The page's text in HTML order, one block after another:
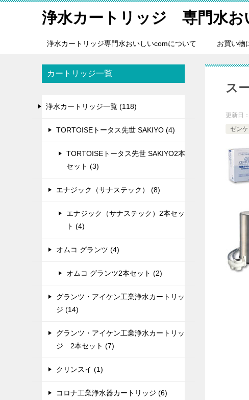
浄水カートリッジ 専門水お
浄水カートリッジ専門水おいしいcomについて お買い物
ス
更新日：
ゼン
カートリッジ一覧
浄水カートリッジ一覧 (118)
TORTOISEトータス先世 SAKIYO (4)
TORTOISEトータス先世 SAKIYO2本
セット (3)
エナジック（サナステック） (8)
エナジック（サナステック）2本セッ
ト (4)
オムコ グランツ (4)
オムコ グランツ2本セット (2)
グランツ・アイケン工業浄水カートリッ
ジ (14)
グランツ・アイケン工業浄水カートリッ
ジ 2本セット (7)
クリンスイ (1)
コロナ工業浄水器カートリッジ (6)